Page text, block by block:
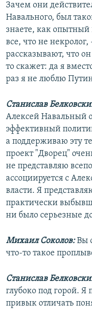
Зачем они
Навального, был
знаете, как опытный
все, что не некролог,
рассказывают, что
то скажет: да я
раз я не люблю
Станислав
Алексей Навальный
эффективный
а поддерживаю эту
проект "Дворец"
не представляю
ассоциируется с
власти. Я
практически
ни было серьезные
Михаил Соколов:Вы
что-то такое
Станислав
глубоко под горой. Я
привык отличать